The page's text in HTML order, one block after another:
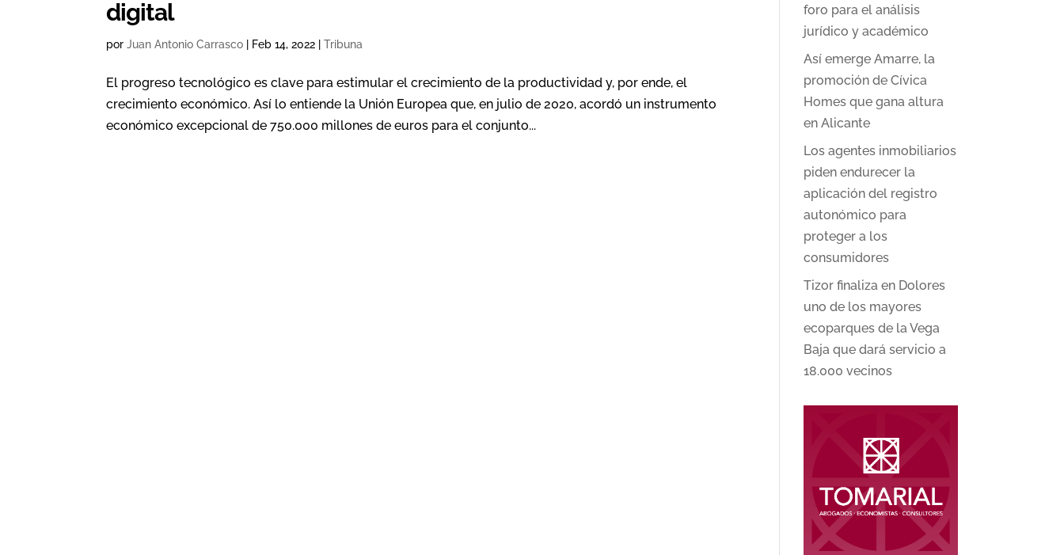
digital
porJuan Antonio Carrasco Feb 14, 2022 |Tribuna
El progreso tecnológico es clave para estimular el crecimiento de la productividad y, por ende, el
crecimiento económico. Así lo entiende la Unión Europea que, en julio de 2020, acordó un instrumento
económico excepcional de 750.000 millones de euros para el conjunto...
foro para el análisis
jurídico y académico
Así emerge Amarre, la
promoción de Cívica
Homes que gana altura
en Alicante
Los agentes inmobiliarios
piden endurecer la
aplicación del registro
autonómico para
proteger a los
consumidores
Tizor finaliza en Dolores
uno de los mayores
ecoparques de la Vega
Baja que dará servicio a
18.000 vecinos